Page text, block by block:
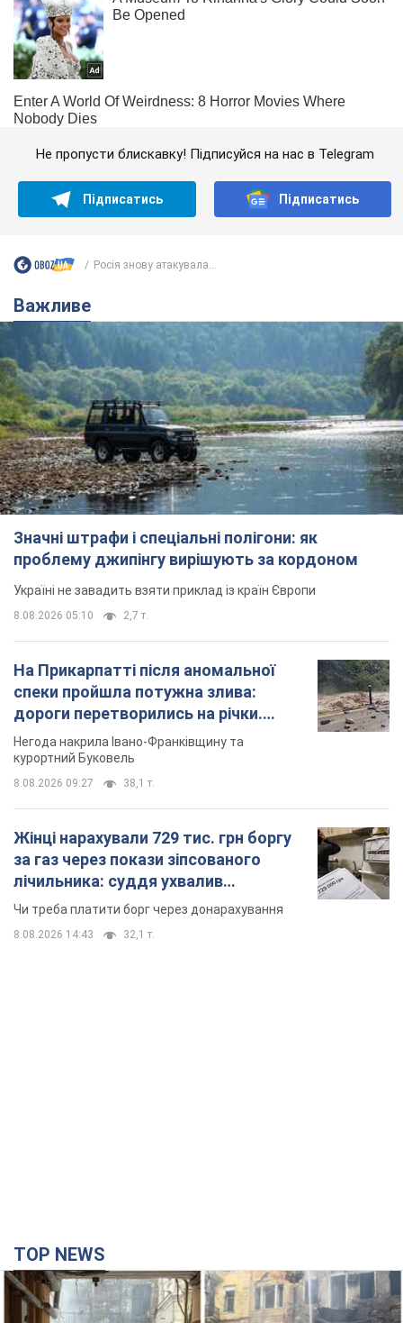
Не пропусти блискавку! Підписуйся на нас в Telegram
Підписатись Підписатись
Росія знову атакувала...
Важливе
Значні штрафи і спеціальні полігони: як
проблему джипінгу вирішують за кордоном
Україні не завадить взяти приклад із країн Європи
8.08.2026 05:10 2,7 т.
На Прикарпатті після аномальної
спеки пройшла потужна злива:
дороги перетворились на річки.
Відео
Негода накрила Івано-Франківщину та
курортний Буковель
8.08.2026 09:27 38,1 т.
Жінці нарахували 729 тис. грн боргу
за газ через покази зіпсованого
лічильника: суддя ухвалив
неочікуване рішення
Чи треба платити борг через донарахування
8.08.2026 14:43 32,1 т.
TOP NEWS